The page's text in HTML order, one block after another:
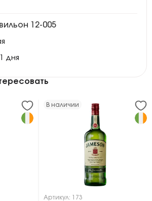
12-005
дня
В наличии
Артикул: 173